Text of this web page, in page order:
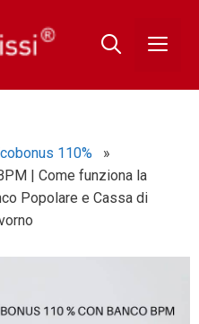
110% »
| Come funziona la
Popolare e Cassa di